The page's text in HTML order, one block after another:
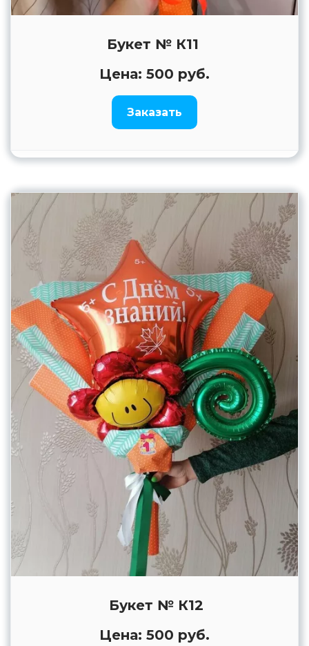
Букет № К11
Цена: 500 руб.
Заказать
Букет № К12
Цена: 500 руб.